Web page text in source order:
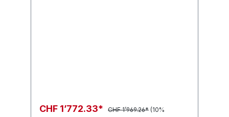
CHF 1’772.33* CHF 1’969.26* (10%